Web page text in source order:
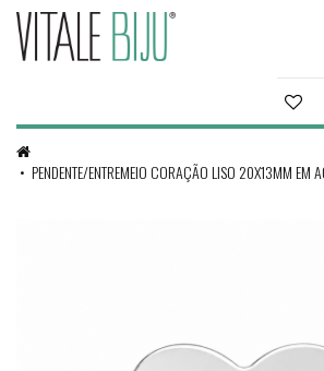
PENDENTE/ENTREMEIO CORAÇÃO LISO 20X13MM EM